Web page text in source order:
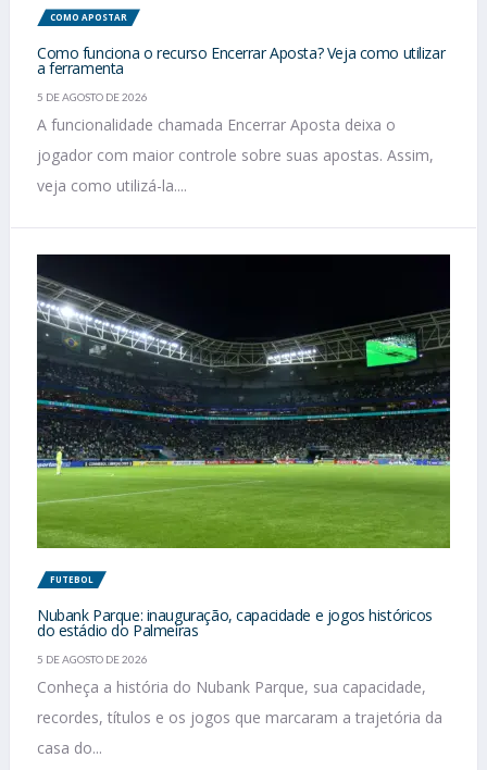
COMO APOSTAR
Como funciona o recurso Encerrar Aposta? Veja como utilizar
a ferramenta
5 DE AGOSTO DE 2026
A funcionalidade chamada Encerrar Aposta deixa o
jogador com maior controle sobre suas apostas. Assim,
veja como utilizá-la....
FUTEBOL
Nubank Parque: inauguração, capacidade e jogos históricos
do estádio do Palmeiras
5 DE AGOSTO DE 2026
Conheça a história do Nubank Parque, sua capacidade,
recordes, títulos e os jogos que marcaram a trajetória da
casa do...